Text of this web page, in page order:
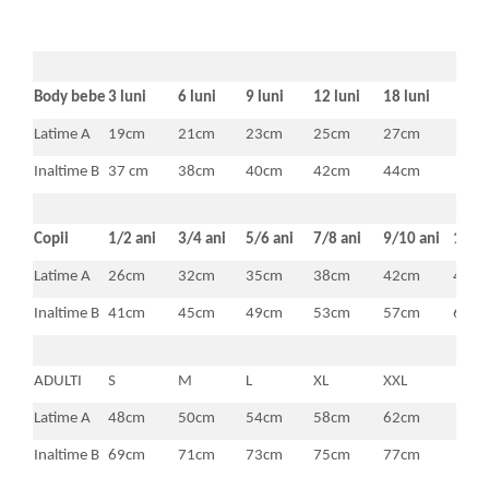
Body bebe 3 luni 6 luni 9 luni 12 luni 18 luni
Latime A 19cm 21cm 23cm 25cm 27cm
Inaltime B 37 cm 38cm 40cm 42cm 44cm
Copii 1/2 ani 3/4 ani 5/6 ani 7/8 ani 9/10 ani 11/
Latime A 26cm 32cm 35cm 38cm 42cm 46cm
Inaltime B 41cm 45cm 49cm 53cm 57cm 61cm
ADULTI S M L XL XXL
Latime A 48cm 50cm 54cm 58cm 62cm
Inaltime B 69cm 71cm 73cm 75cm 77cm